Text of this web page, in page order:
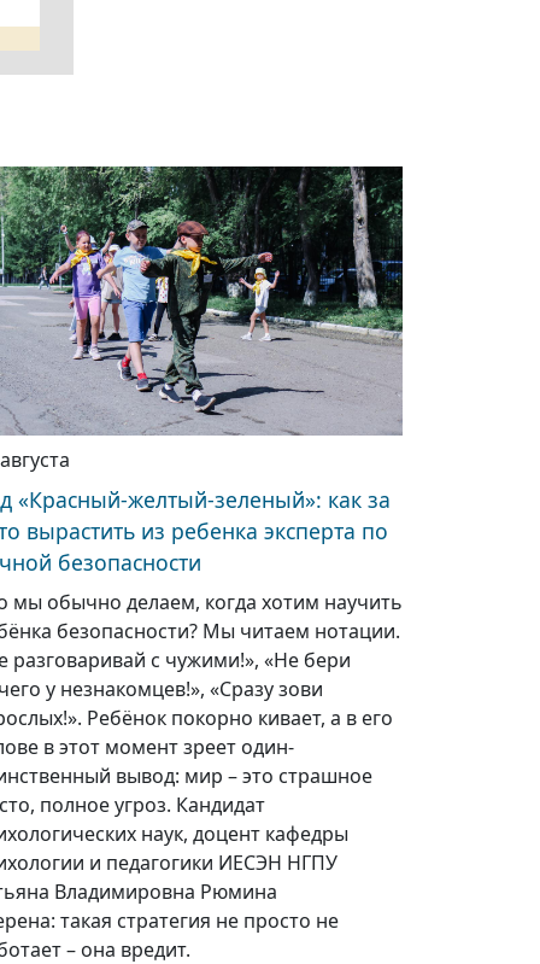
«Красный-желтый-зеленый»: как за
вырастить из ребенка эксперта по
безопасности
мы обычно делаем, когда хотим научить
безопасности? Мы читаем нотации.
разговаривай с чужими!», «Не бери
у незнакомцев!», «Сразу зови
Ребёнок покорно кивает, а в его
в этот момент зреет один-
вывод: мир – это страшное
полное угроз. Кандидат
наук, доцент кафедры
и педагогики ИЕСЭН НГПУ
Владимировна Рюмина
такая стратегия не просто не
– она вредит.